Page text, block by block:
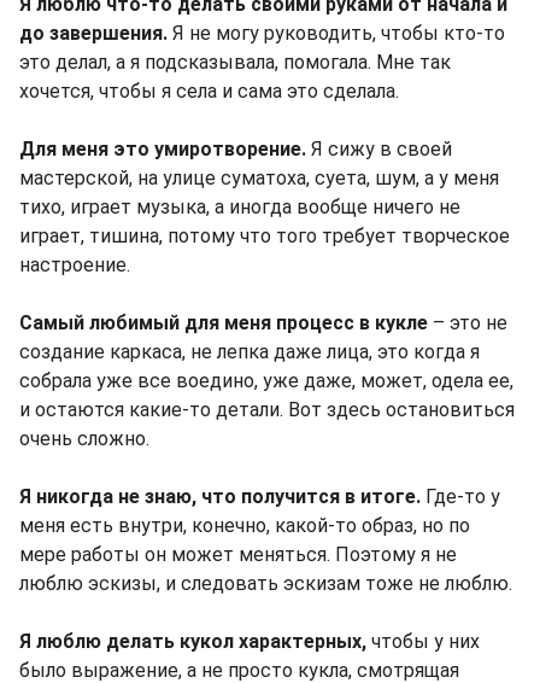
до завершения. Я не могу руководить, чтобы кто-то
это делал, а я подсказывала, помогала. Мне так
хочется, чтобы я села и сама это сделала.
Для меня это умиротворение. Я сижу в своей
мастерской, на улице суматоха, суета, шум, а у меня
тихо, играет музыка, а иногда вообще ничего не
играет, тишина, потому что того требует творческое
настроение.
Самый любимый для меня процесс в кукле – это не
создание каркаса, не лепка даже лица, это когда я
собрала уже все воедино, уже даже, может, одела ее,
и остаются какие-то детали. Вот здесь остановиться
очень сложно.
Я никогда не знаю, что получится в итоге. Где-то у
меня есть внутри, конечно, какой-то образ, но по
мере работы он может меняться. Поэтому я не
люблю эскизы, и следовать эскизам тоже не люблю.
Я люблю делать кукол характерных, чтобы у них
было выражение, а не просто кукла, смотрящая